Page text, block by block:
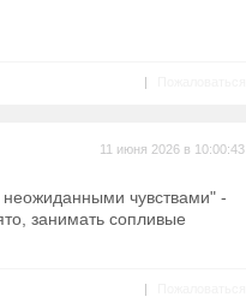
|
11 июня 2026 в 10:00:43
чувствами" -
занимать сопливые
|